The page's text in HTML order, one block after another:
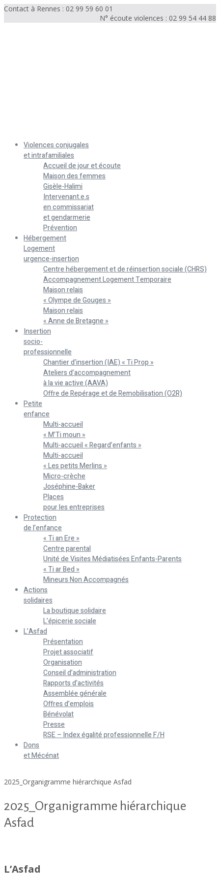
Contact à Rennes : 02 99 59 60 01
N° écoute violences : 02 99 54 44 88
Violences conjugales
et intrafamiliales
Accueil de jour et écoute
Maison des femmes
Gisèle-Halimi
Intervenant.e.s
en commissariat
et gendarmerie
Prévention
Hébergement
Logement
urgence-insertion
Centre hébergement et de réinsertion sociale (CHRS)
Accompagnement Logement Temporaire
Maison relais
« Olympe de Gouges »
Maison relais
« Anne de Bretagne »
Insertion
socio-
professionnelle
Chantier d’insertion (IAE) « Ti Prop »
Ateliers d’accompagnement
à la vie active (AAVA)
Offre de Repérage et de Remobilisation (O2R)
Petite
enfance
Multi-accueil
« M’Ti moun »
Multi-accueil « Regard’enfants »
Multi-accueil
« Les petits Merlins »
Micro-crèche
Joséphine-Baker
Places
pour les entreprises
Protection
de l’enfance
« Ti an Ere »
Centre parental
Unité de Visites Médiatisées Enfants-Parents
« Ti ar Bed »
Mineurs Non Accompagnés
Actions
solidaires
La boutique solidaire
L’épicerie sociale
L’Asfad
Présentation
Projet associatif
Organisation
Conseil d’administration
Rapports d’activités
Assemblée générale
Offres d’emplois
Bénévolat
Presse
RSE – Index égalité professionnelle F/H
Dons
et Mécénat
2025_Organigramme hiérarchique Asfad
2025_Organigramme hiérarchique
Asfad
L’Asfad